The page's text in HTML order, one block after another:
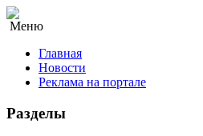
Меню
Главная
Новости
Реклама на портале
Разделы